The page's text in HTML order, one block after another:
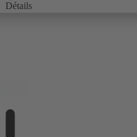
Détails